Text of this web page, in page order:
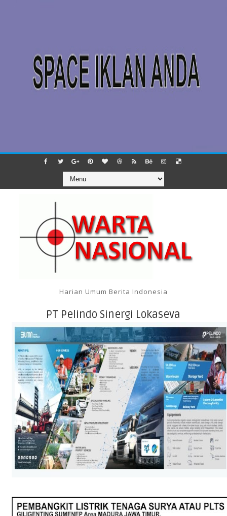
Harian Umum Berita Indonesia
PT Pelindo Sinergi Lokaseva